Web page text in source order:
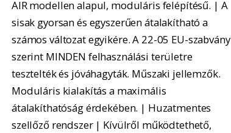
AIR modellen alapul, moduláris felépítésű. | A
sisak gyorsan és egyszerűen átalakítható a
számos változat egyikére. A 22-05 EU-szabvány
szerint MINDEN felhasználási területre
tesztelték és jóváhagyták. Műszaki jellemzők.
Moduláris kialakítás a maximális
átalakíthatóság érdekében. | Huzatmentes
szellőző rendszer | Kívülről működtethető,